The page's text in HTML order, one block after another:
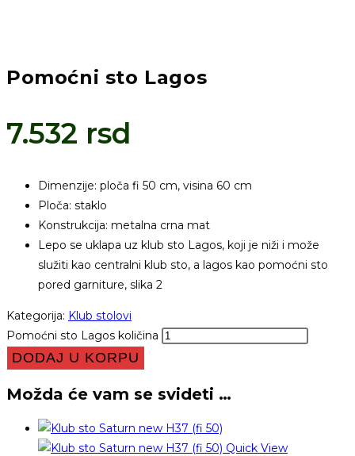
Pomoćni sto Lagos
7.532 rsd
Dimenzije: ploča fi 50 cm, visina 60 cm
Ploča: staklo
Konstrukcija: metalna crna mat
Lepo se uklapa uz klub sto Lagos, koji je niži i može
služiti kao centralni klub sto, a lagos kao pomoćni sto
pored garniture, slika 2
Kategorija: Klub stolovi
Pomoćni sto Lagos količina
DODAJ U KORPU
Možda će vam se svideti …
Quick View